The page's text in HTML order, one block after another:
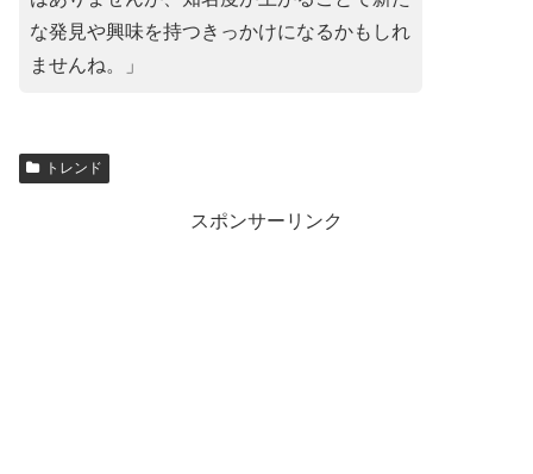
な発見や興味を持つきっかけになるかもしれ
ませんね。」
トレンド
スポンサーリンク